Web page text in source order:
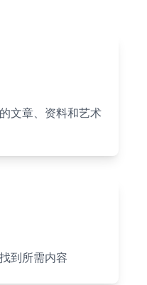
文章、资料和艺术
到所需内容